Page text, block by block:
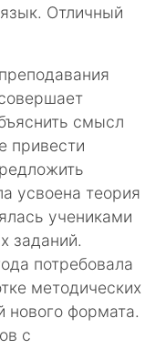
Отличный
смысл
привести
усвоена теория
учениками
заданий.
потребовала
методических
нового формата.
с